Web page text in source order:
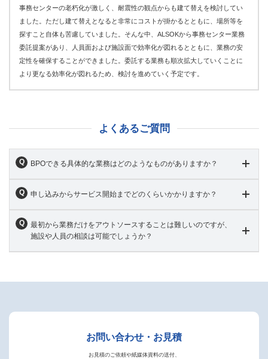
事務センターの老朽化が激しく、耐震性の観点からも建て替えを検討してい
ました。ただし建て替えとなると非常にコストが掛かるとともに、場所等を
探すこと自体も苦慮していました。そんな中、ALSOKから事務センター業務
委託提案があり、人員面および施設面で効率化が図れるとともに、業務の安
定性を確保することができました。委託する業務も順次拡大していくことに
より更なる効率化が図れるため、検討を進めていく予定です。
よくあるご質問
BPOできる具体的な業務はどのようなものがありますか？
申し込みからサービス開始までどのくらいかかりますか？
最初から業務だけをアウトソースすることは難しいのですが、
施設や人員の相談は可能でしょうか？
お問い合わせ・お見積
お見積のご依頼や紙媒体資料の送付、